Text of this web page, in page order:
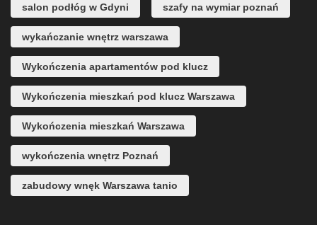
salon podłóg w Gdyni szafy na wymiar poznań
wykańczanie wnętrz warszawa
Wykończenia apartamentów pod klucz
Wykończenia mieszkań pod klucz Warszawa
Wykończenia mieszkań Warszawa
wykończenia wnętrz Poznań
zabudowy wnęk Warszawa tanio